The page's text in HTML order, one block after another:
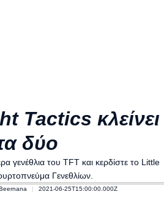
Tactics κλείνει
δύο
γενέθλια του TFT και κερδίστε το Little
Γενεθλίων.
2021-06-25T15:00:00.000Z